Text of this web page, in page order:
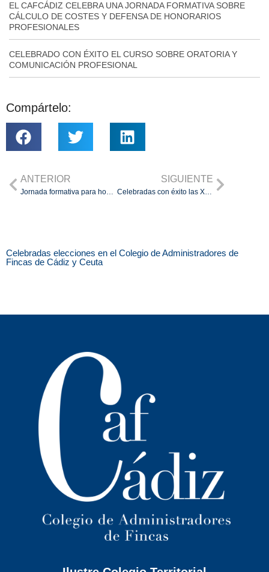
EL CAFCÁDIZ CELEBRA UNA JORNADA FORMATIVA SOBRE
CÁLCULO DE COSTES Y DEFENSA DE HONORARIOS
PROFESIONALES
CELEBRADO CON ÉXITO EL CURSO SOBRE ORATORIA Y
COMUNICACIÓN PROFESIONAL
Compártelo:
ANTERIOR
Jornada formativa para homenajear a Paco Gil
SIGUIENTE
Celebradas con éxito las XXIX Jornadas Andaluzas de Administradores de Fincas Colegiados
Celebradas elecciones en el Colegio de Administradores de
Fincas de Cádiz y Ceuta